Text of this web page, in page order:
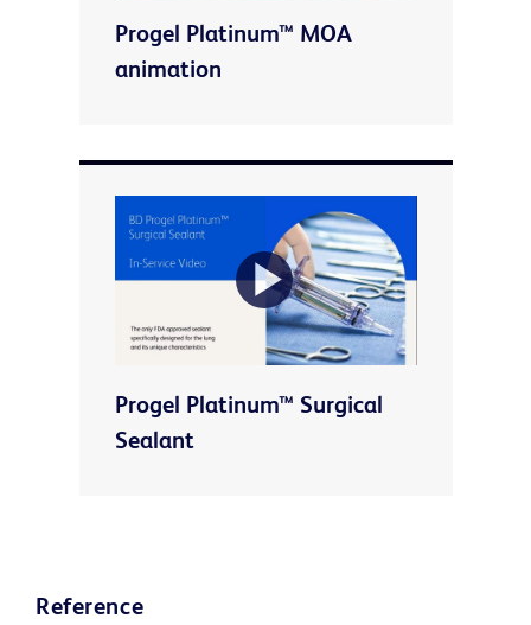
Progel Platinum™ MOA
animation
Play
Progel Platinum™ Surgical
Sealant
Reference